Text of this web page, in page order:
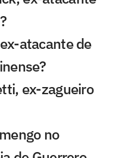
atacante de
ex-zagueiro
no